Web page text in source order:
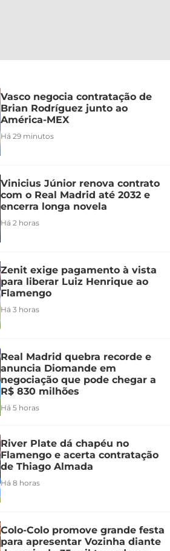
Vasco negocia contratação de
Brian Rodríguez junto ao
América-MEX
Há 29 minutos
Vinicius Júnior renova contrato
com o Real Madrid até 2032 e
encerra longa novela
Há 2 horas
Zenit exige pagamento à vista
para liberar Luiz Henrique ao
Flamengo
Há 3 horas
Real Madrid quebra recorde e
anuncia Diomande em
negociação que pode chegar a
R$ 830 milhões
Há 5 horas
River Plate dá chapéu no
Flamengo e acerta contratação
de Thiago Almada
Há 8 horas
Colo-Colo promove grande festa
para apresentar Vozinha diante